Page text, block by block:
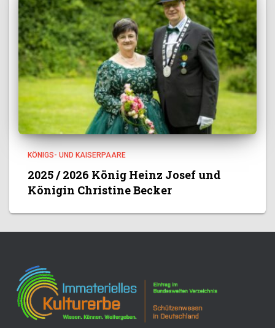
KÖNIGS- UND KAISERPAARE
2025 / 2026 König Heinz Josef und
Königin Christine Becker